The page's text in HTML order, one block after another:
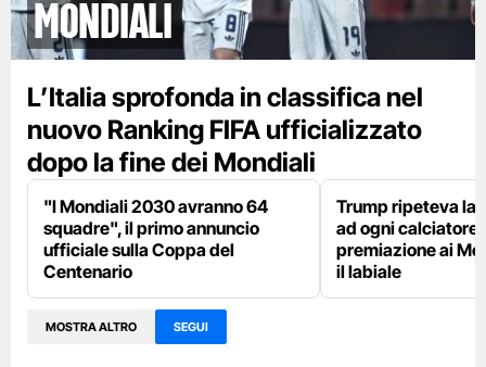
Mondiali
L’Italia sprofonda in classifica nel
nuovo Ranking FIFA ufficializzato
dopo la fine dei Mondiali
"I Mondiali 2030 avranno 64
squadre", il primo annuncio
ufficiale sulla Coppa del
Centenario
Trump ripeteva la
ad ogni calciatore
premiazione ai
il labiale
MOSTRA ALTRO SEGUI